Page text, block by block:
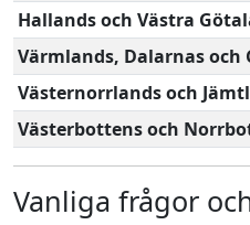
Hallands och Västra
Värmlands, Dalarnas och
Västernorrlands och
Västerbottens och
Vanliga frågor